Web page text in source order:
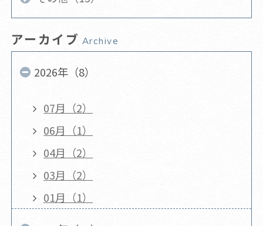
アーカイブ Archive
2026年（8）
07月（2）
06月（1）
04月（2）
03月（2）
01月（1）